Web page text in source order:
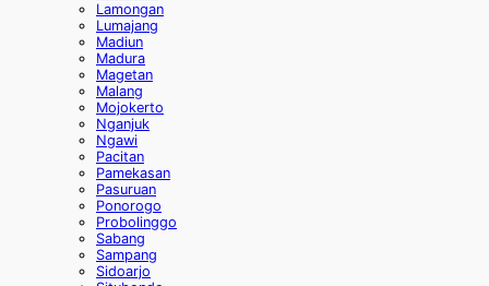
Lamongan
Lumajang
Madiun
Madura
Magetan
Malang
Mojokerto
Nganjuk
Ngawi
Pacitan
Pamekasan
Pasuruan
Ponorogo
Probolinggo
Sabang
Sampang
Sidoarjo